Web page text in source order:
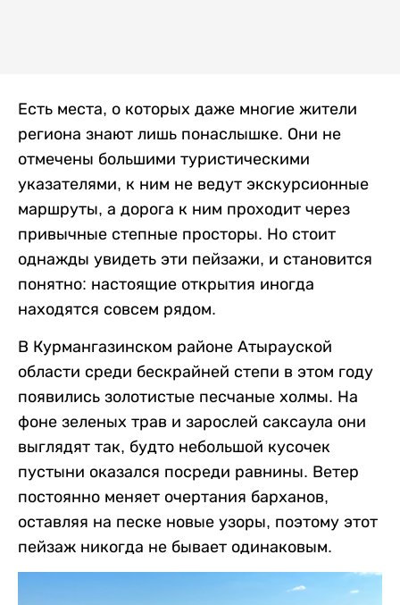
Есть места, о которых даже многие жители
региона знают лишь понаслышке. Они не
отмечены большими туристическими
указателями, к ним не ведут экскурсионные
маршруты, а дорога к ним проходит через
привычные степные просторы. Но стоит
однажды увидеть эти пейзажи, и становится
понятно: настоящие открытия иногда
находятся совсем рядом.
В Курмангазинском районе Атырауской
области среди бескрайней степи в этом году
появились золотистые песчаные холмы. На
фоне зеленых трав и зарослей саксаула они
выглядят так, будто небольшой кусочек
пустыни оказался посреди равнины. Ветер
постоянно меняет очертания барханов,
оставляя на песке новые узоры, поэтому этот
пейзаж никогда не бывает одинаковым.